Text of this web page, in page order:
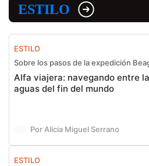
ESTILO
ESTILO
Sobre los pasos de la expedición
Alfa viajera: navegando entre
aguas del fin del mundo
Por Alicia Miguel Serrano
ESTILO